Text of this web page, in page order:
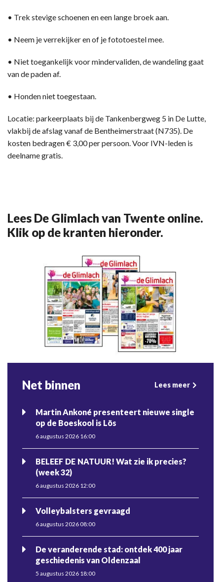
• Trek stevige schoenen en een lange broek aan.
• Neem je verrekijker en of je fototoestel mee.
• Niet toegankelijk voor mindervaliden, de wandeling gaat
van de paden af.
• Honden niet toegestaan.
Locatie: parkeerplaats bij de Tankenbergweg 5 in De Lutte,
vlakbij de afslag vanaf de Bentheimerstraat (N735). De
kosten bedragen € 3,00 per persoon. Voor IVN-leden is
deelname gratis.
Lees De Glimlach van Twente online.
Klik op de kranten hieronder.
Net binnen Lees meer
Martin Ankoné presenteert nieuwe single
op de Boeskool is Lös
6 augustus 2026 16:00
BELEEF DE NATUUR! Wat zie ik precies?
(week 32)
6 augustus 2026 12:00
Volleybalsters gevraagd
6 augustus 2026 08:00
De veranderende stad: ontdek 400 jaar
geschiedenis van Oldenzaal
5 augustus 2026 18:00